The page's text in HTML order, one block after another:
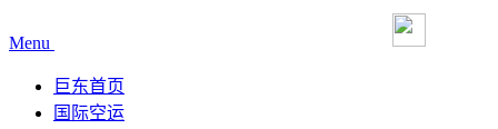
Menu
巨东首页
国际空运